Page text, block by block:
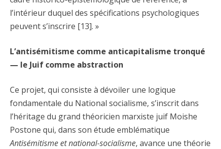
l’intérieur duquel des spécifications psychologiques
peuvent s’inscrire [13]. »
L’antisémitisme comme anticapitalisme tronqué
— le Juif comme abstraction
Ce projet, qui consiste à dévoiler une logique
fondamentale du National socialisme, s’inscrit dans
l’héritage du grand théoricien marxiste juif Moishe
Postone qui, dans son étude emblématique
Antisémitisme et national-socialisme, avance une théorie